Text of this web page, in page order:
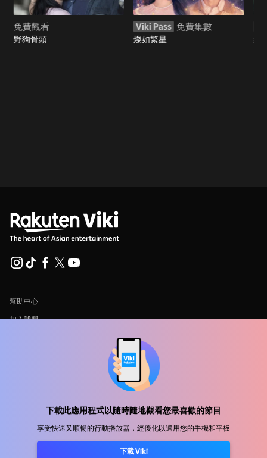
下載此應用程式以隨時隨地觀看您最喜歡的節目
享受快速又順暢的行動播放器，經優化以適用您的手機和平板
下載 Viki
免費觀看
野狗骨頭
Viki Pass 免費集數
燦如繁星
幫助中心
加入我們